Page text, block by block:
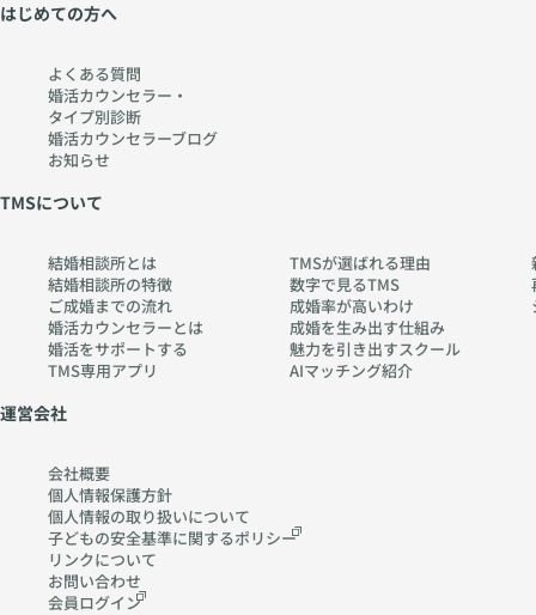
はじめての方へ
よくある質問
婚活カウンセラー・
タイプ別診断
婚活カウンセラーブログ
お知らせ
TMSについて
結婚相談所とは
結婚相談所の特徴
ご成婚までの流れ
婚活カウンセラーとは
婚活をサポートする
TMS専用アプリ
TMSが選ばれる理由
数字で見るTMS
成婚率が高いわけ
成婚を生み出す仕組み
魅力を引き出すスクール
AIマッチング紹介
運営会社
会社概要
個人情報保護方針
個人情報の取り扱いについて
子どもの安全基準に関するポリシー
リンクについて
お問い合わせ
会員ログイン